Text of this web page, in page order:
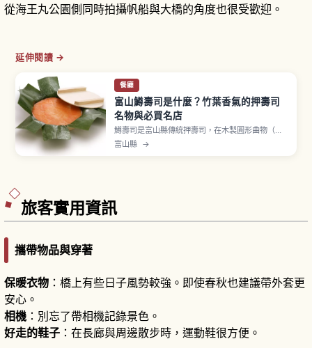
從海王丸公園側同時拍攝帆船與大橋的角度也很受歡迎。
延伸閱讀 →
餐廳
富山鱒壽司是什麼？竹葉香氣的押壽司
名物與必買名店
鱒壽司是富山縣傳統押壽司，在木製圓形曲物（わ
っぱ）中鋪上竹葉，將醃漬過的櫻鱒切片與醋飯層
層疊放壓緊成形。相傳起源於享保年間（約1717
富山縣 →
旅客實用資訊
攜帶物品與穿著
保暖衣物 ：橋上有些日子風勢較強。即使春秋也建議帶外套更
安心。
相機 ：別忘了帶相機記錄景色。
好走的鞋子 ：在長廊與周邊散步時，運動鞋很方便。